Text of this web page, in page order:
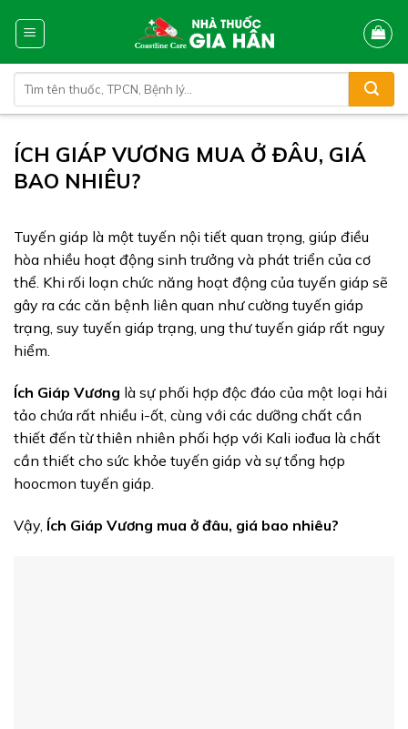
kiếm:
ÍCH GIÁP VƯƠNG MUA Ở ĐÂU, GIÁ
BAO NHIÊU?
Tuyến giáp là một tuyến nội tiết quan trọng, giúp điều
hòa nhiều hoạt động sinh trưởng và phát triển của cơ
thể. Khi rối loạn chức năng hoạt động của tuyến giáp sẽ
gây ra các căn bệnh liên quan như cường tuyến giáp
trạng, suy tuyến giáp trạng, ung thư tuyến giáp rất nguy
hiểm.
Ích Giáp Vương là sự phối hợp độc đáo của một loại hải
tảo chứa rất nhiều i-ốt, cùng với các dưỡng chất cần
thiết đến từ thiên nhiên phối hợp với Kali iođua là chất
cần thiết cho sức khỏe tuyến giáp và sự tổng hợp
hoocmon tuyến giáp.
Vậy, Ích Giáp Vương mua ở đâu, giá bao nhiêu?